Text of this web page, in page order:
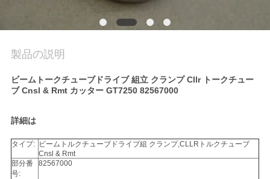
絡
し
な
さ
い
ニ
製品の説明
ビームトークチューブドライブ 組立 クランプ Cllr トークチュー
ブ Cnsl & Rmt カッター GT7250 82567000
詳細は
タイプ: ビームトルクチューブドライブ組 クランプ,CLLRトルクチューブ
Cnsl & Rmt
部分番
号:
82567000